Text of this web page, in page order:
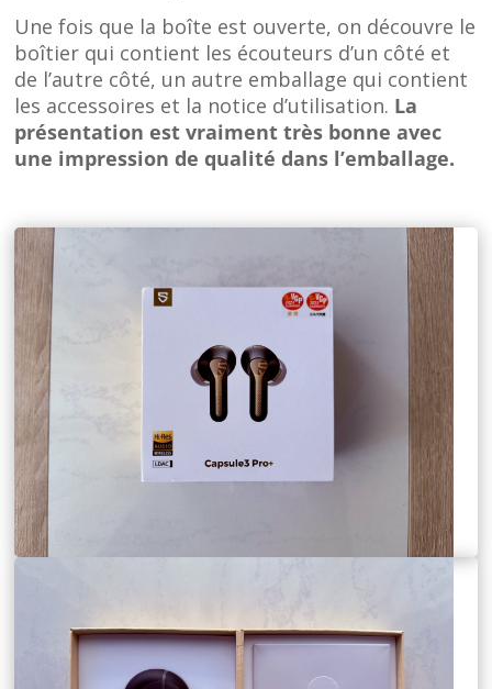
Une fois que la boîte est ouverte, on découvre le
boîtier qui contient les écouteurs d’un côté et
de l’autre côté, un autre emballage qui contient
les accessoires et la notice d’utilisation. La
présentation est vraiment très bonne avec
une impression de qualité dans l’emballage.